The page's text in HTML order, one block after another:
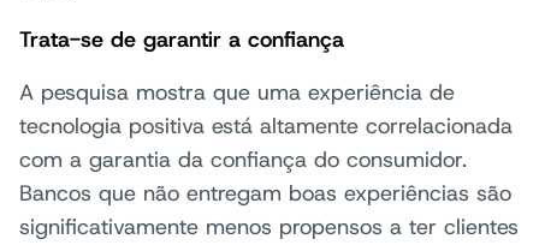
Trata-se de garantir a confiança
A pesquisa mostra que uma experiência de
tecnologia positiva está altamente correlacionada
com a garantia da confiança do consumidor.
Bancos que não entregam boas experiências são
significativamente menos propensos a ter clientes